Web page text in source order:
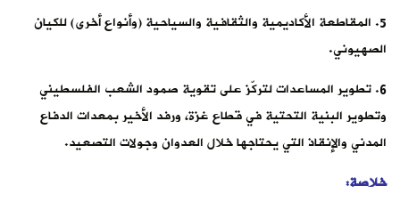
5. المقاطعة الأكاديمية والثقافية والسياحية (وأنواع أخرى) للكيان
الصهيوني.
6. تطوير المساعدات لتركّز على تقوية صمود الشعب الفلسطيني
وتطوير البنية التحتية في قطاع غزة، ورفد الأخير بمعدات الدفاع
المدني والإنقاذ التي يحتاجها خلال العدوان وجولات التصعيد.
خلاصة: